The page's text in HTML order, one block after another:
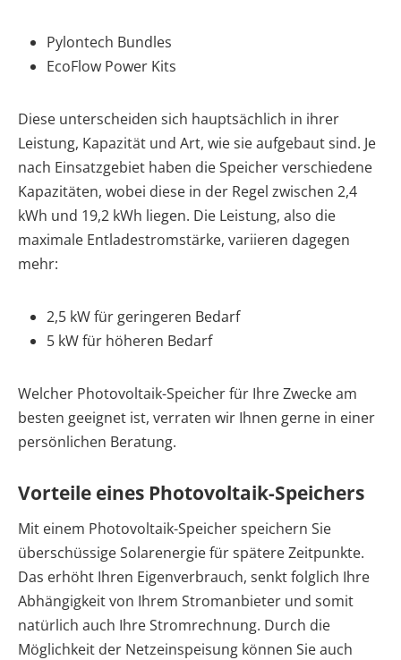
Pylontech Bundles
EcoFlow Power Kits
Diese unterscheiden sich hauptsächlich in ihrer
Leistung, Kapazität und Art, wie sie aufgebaut sind. Je
nach Einsatzgebiet haben die Speicher verschiedene
Kapazitäten, wobei diese in der Regel zwischen 2,4
kWh und 19,2 kWh liegen. Die Leistung, also die
maximale Entladestromstärke, variieren dagegen
mehr:
2,5 kW für geringeren Bedarf
5 kW für höheren Bedarf
Welcher Photovoltaik-Speicher für Ihre Zwecke am
besten geeignet ist, verraten wir Ihnen gerne in einer
persönlichen Beratung.
Vorteile eines Photovoltaik-Speichers
Mit einem Photovoltaik-Speicher speichern Sie
überschüssige Solarenergie für spätere Zeitpunkte.
Das erhöht Ihren Eigenverbrauch, senkt folglich Ihre
Abhängigkeit von Ihrem Stromanbieter und somit
natürlich auch Ihre Stromrechnung. Durch die
Möglichkeit der Netzeinspeisung können Sie auch